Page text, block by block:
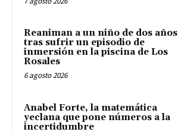
Reaniman a un niño de dos años
tras sufrir un episodio de
inmersión en la piscina de Los
Rosales
6 agosto 2026
Anabel Forte, la matemática
yeclana que pone números a la
incertidumbre